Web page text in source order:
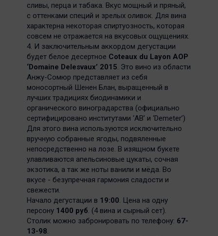
сливы, перца и табака. Вкус мощный и пряный,
с оттенками специй и зрелых оливок. Для вина
характерна некоторая спиртуозность, которая
совсем не отражается на вкусовых ощущениях.
4. И заключительным аккордом дегустации
будет белое десертное Coteaux du Layon AOP
‘Domaine Delesvaux’ 2015. Это вино из области
Анжу-Сомюр представляет из себя
моносортный Шенен Блан, выращенный в
лучших традициях биодинамики и
органического виноградарства (официально
сертифицировано институтами ‘AB’ и ‘Demeter’)
Для этого вина используются исключительно
вручную собранные ягоды, подвяленные
непосредственно на лозе. В изящном букете
улавливаются апельсиновые цукаты, сочная
экзотика, а так же ноты ванили и мёда. Во
вкусе - безупречная гармония сладости и
свежести.
Начало дегустации в 19:00. Цена на одну
персону 1400 руб. (4 вина и сырный сет).
Столик можно забронировать по телефону: 67-
13-98.